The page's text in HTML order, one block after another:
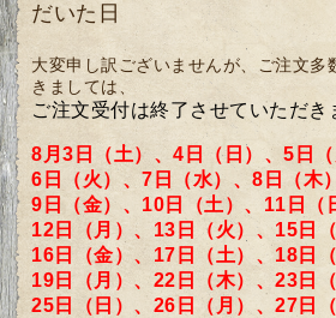
だいた日
大変申し訳ございませんが、ご注文多
きましては、
ご注文受付は終了させていただき
8月3日（土）、4日（日）、5日（
6日（火）、7日（水）、8日（木
9日（金）、10日（土）、 11日（
12日（月）、13日（火）、15日（
16日（金）、 17日（土）、18日（
19日（月）、22日（木）、23日（
25日（日）、26日（月）、27日（